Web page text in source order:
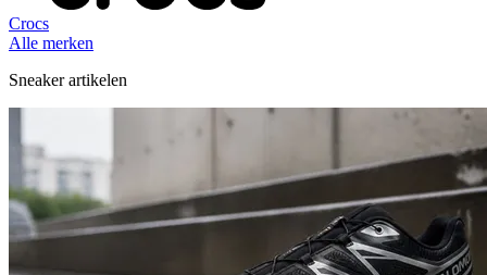
Crocs
Alle merken
Sneaker artikelen